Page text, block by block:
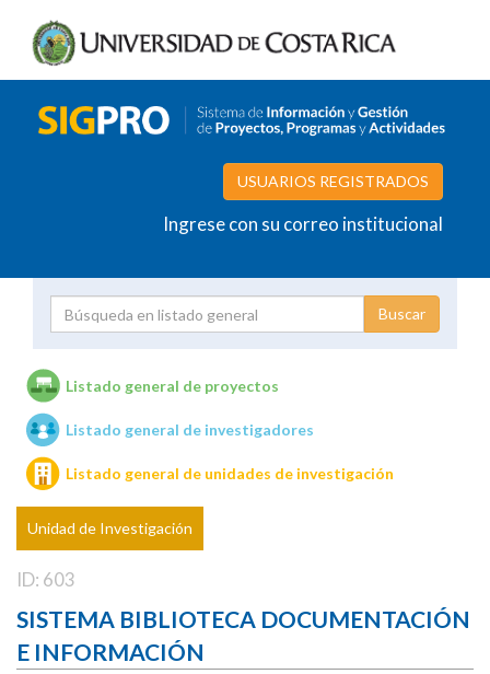
USUARIOS REGISTRADOS
Ingrese con su correo institucional
Unidades de investigación
Listado general de proyectos
Listado general de investigadores
Listado general de unidades de investigación
Unidad de Investigación
ID: 603
SISTEMA BIBLIOTECA DOCUMENTACIÓN
E INFORMACIÓN